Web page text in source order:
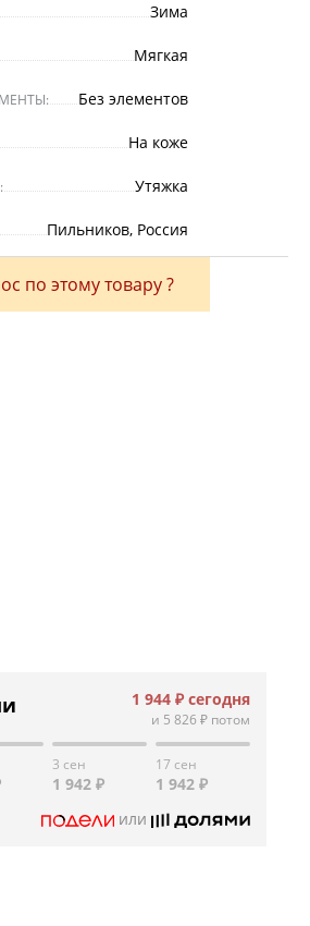
Зима
Мягкая
Без элементов
На коже
Утяжка
Пильников, Россия
по этому товару ?
1 944 ₽сегодня
и 5 826 ₽потом
3 сен
1 942 ₽
17 сен
1 942 ₽
или